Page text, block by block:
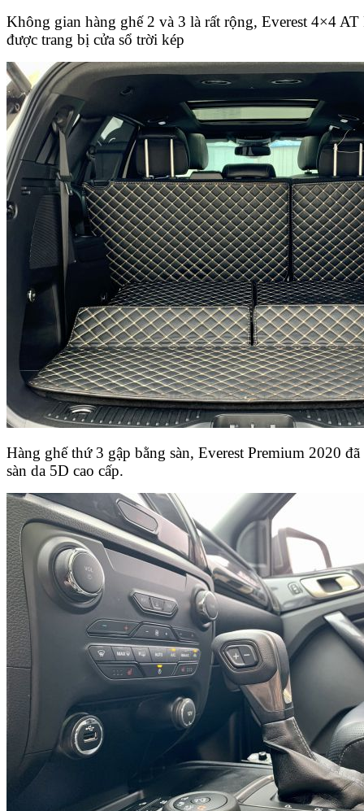
Không gian hàng ghế 2 và 3 là rất rộng, Everest 4×4
được trang bị cửa sổ trời kép
Hàng ghế thứ 3 gập bằng sàn, Everest Premium 2020
sàn da 5D cao cấp.